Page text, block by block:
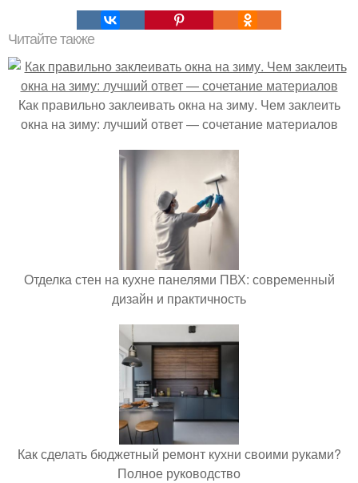
Читайте также
Как правильно заклеивать окна на зиму. Чем заклеить
окна на зиму: лучший ответ — сочетание материалов
Отделка стен на кухне панелями ПВХ: современный
дизайн и практичность
Как сделать бюджетный ремонт кухни своими руками?
Полное руководство